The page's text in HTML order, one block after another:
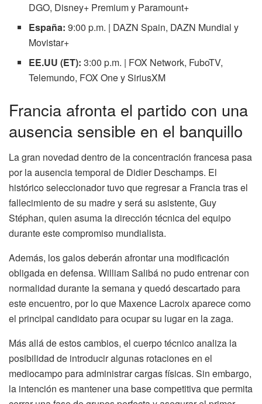
DGO, Disney+ Premium y Paramount+
España: 9:00 p.m. | DAZN Spain, DAZN Mundial y
Movistar+
EE.UU (ET): 3:00 p.m. | FOX Network, FuboTV,
Telemundo, FOX One y SiriusXM
Francia afronta el partido con una
ausencia sensible en el banquillo
La gran novedad dentro de la concentración francesa pasa
por la ausencia temporal de Didier Deschamps. El
histórico seleccionador tuvo que regresar a Francia tras el
fallecimiento de su madre y será su asistente, Guy
Stéphan, quien asuma la dirección técnica del equipo
durante este compromiso mundialista.
Además, los galos deberán afrontar una modificación
obligada en defensa. William Salibá no pudo entrenar con
normalidad durante la semana y quedó descartado para
este encuentro, por lo que Maxence Lacroix aparece como
el principal candidato para ocupar su lugar en la zaga.
Más allá de estos cambios, el cuerpo técnico analiza la
posibilidad de introducir algunas rotaciones en el
mediocampo para administrar cargas físicas. Sin embargo,
la intención es mantener una base competitiva que permita